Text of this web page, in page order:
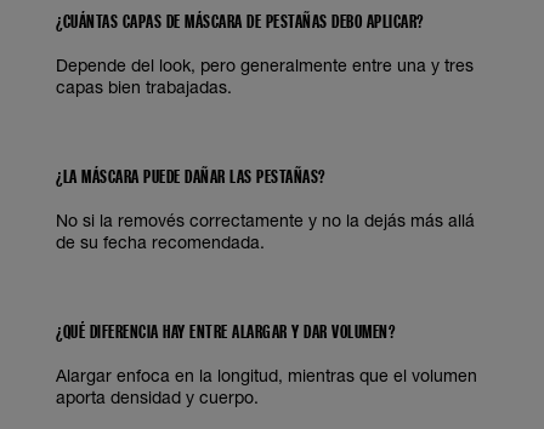
¿CUÁNTAS CAPAS DE MÁSCARA DE PESTAÑAS DEBO APLICAR?
Depende del look, pero generalmente entre una y tres
capas bien trabajadas.
¿LA MÁSCARA PUEDE DAÑAR LAS PESTAÑAS?
No si la removés correctamente y no la dejás más allá
de su fecha recomendada.
¿QUÉ DIFERENCIA HAY ENTRE ALARGAR Y DAR VOLUMEN?
Alargar enfoca en la longitud, mientras que el volumen
aporta densidad y cuerpo.